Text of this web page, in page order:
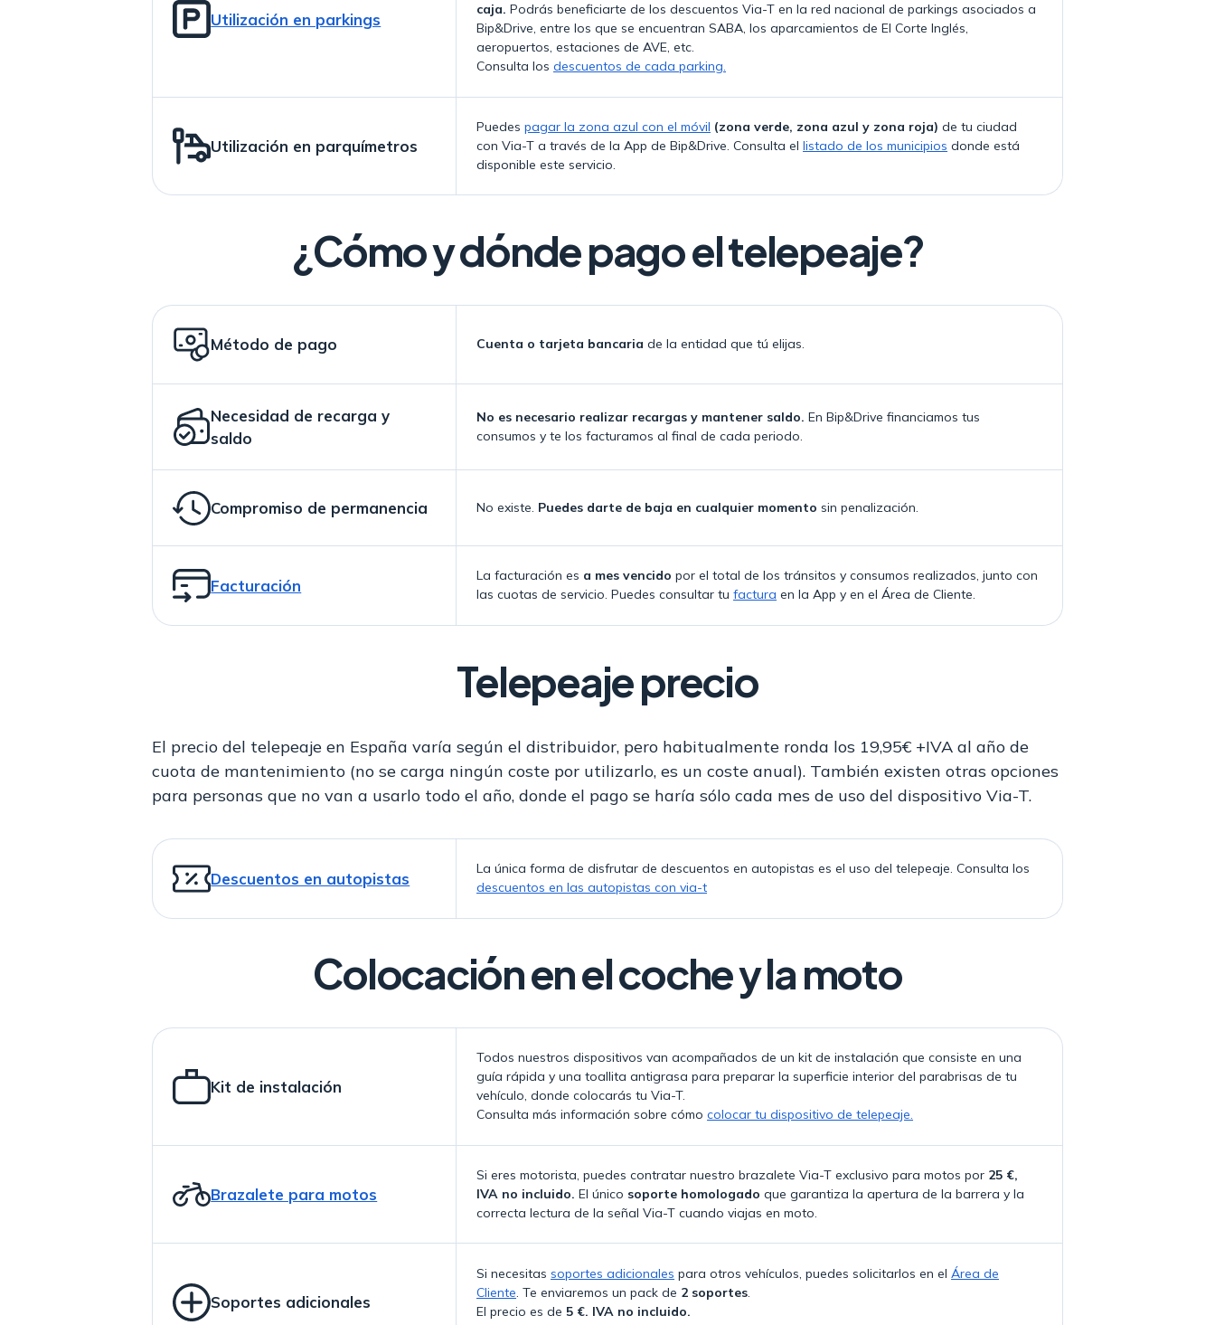
Utilización en parkings
caja. Podrás beneficiarte de los descuentos Via-T en la red nacional de parkings asociados a
Bip&Drive, entre los que se encuentran SABA, los aparcamientos de El Corte Inglés,
aeropuertos, estaciones de AVE, etc.
Consulta losdescuentos de cada parking.
Utilización en parquímetros
Puedespagar la zona azul con el móvil (zona verde, zona azul y zona roja) de tu ciudad
con Via-T a través de la App de Bip&Drive. Consulta ellistado de los municipios donde está
disponible este servicio.
¿Cómo y dónde pago el telepeaje?
Método de pago Cuenta o tarjeta bancaria de la entidad que tú elijas.
Necesidad de recarga y
saldo
No es necesario realizar recargas y mantener saldo. En Bip&Drive financiamos tus
consumos y te los facturamos al final de cada periodo.
Compromiso de permanencia No existe. Puedes darte de baja en cualquier momento sin penalización.
Facturación
La facturación es a mes vencido por el total de los tránsitos y consumos realizados, junto con
las cuotas de servicio. Puedes consultar tufactura en la App y en el Área de Cliente.
Telepeaje precio
El precio del telepeaje en España varía según el distribuidor, pero habitualmente ronda los 19,95€ +IVA al año de
cuota de mantenimiento (no se carga ningún coste por utilizarlo, es un coste anual). También existen otras opciones
para personas que no van a usarlo todo el año, donde el pago se haría sólo cada mes de uso del dispositivo Via-T.
Descuentos en autopistas
La única forma de disfrutar de descuentos en autopistas es el uso del telepeaje. Consulta los
descuentos en las autopistas con via-t
Colocación en el coche y la moto
Kit de instalación
Todos nuestros dispositivos van acompañados de un kit de instalación que consiste en una
guía rápida y una toallita antigrasa para preparar la superficie interior del parabrisas de tu
vehículo, donde colocarás tu Via-T.
Consulta más información sobre cómocolocar tu dispositivo de telepeaje.
Brazalete para motos
Si eres motorista, puedes contratar nuestro brazalete Via-T exclusivo para motos por 25 €,
IVA no incluido. El único soporte homologado que garantiza la apertura de la barrera y la
correcta lectura de la señal Via-T cuando viajas en moto.
Soportes adicionales
Si necesitas soportes adicionales para otros vehículos, puedes solicitarlos en elÁrea de
Cliente. Te enviaremos un pack de 2 soportes.
El precio es de 5 €. IVA no incluido.